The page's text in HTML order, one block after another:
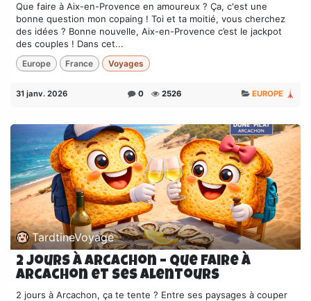
Que faire à Aix-en-Provence en amoureux ? Ça, c'est une
bonne question mon copaing ! Toi et ta moitié, vous cherchez
des idées ? Bonne nouvelle, Aix-en-Provence c’est le jackpot
des couples ! Dans cet...
Europe France Voyages
31 janv. 2026 0 2526 EUROPE 🗼
TardtineVoyage
2 Jours à Arcachon – Que faire à
Arcachon et ses alentours
2 jours à Arcachon, ça te tente ? Entre ses paysages à couper